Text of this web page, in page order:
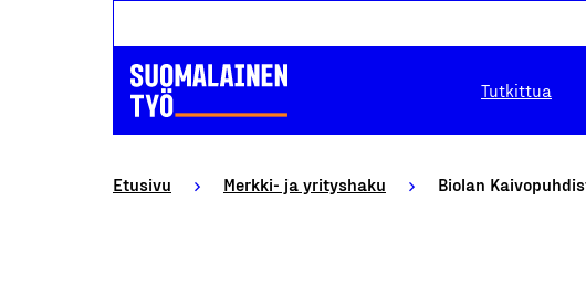
Tutkittua
Etusivu Merkki- ja yrityshaku Biolan